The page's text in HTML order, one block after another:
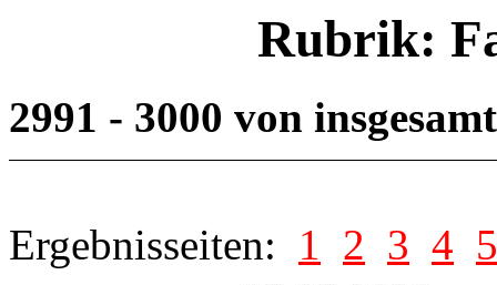
Rubrik:
2991 - 3000 von
Ergebnisseiten: 1 2 3 4 5